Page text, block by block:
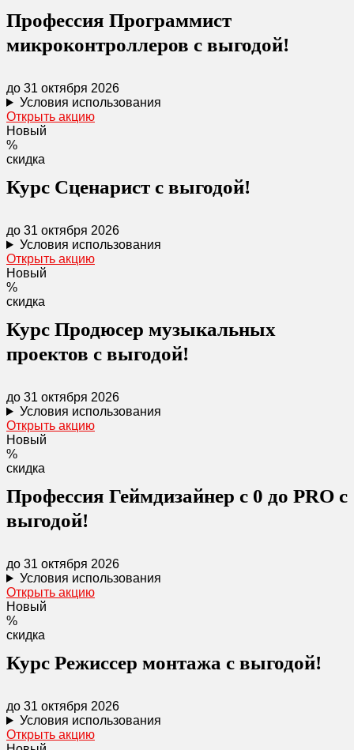
Профессия Программист
микроконтролле­ров с выгодой!
до 31 октября 2026
Условия использования
Открыть акцию
Новый
%
скидка
Курс Сценарист с выгодой!
до 31 октября 2026
Условия использования
Открыть акцию
Новый
%
скидка
Курс Продюсер музыкальных
проектов с выгодой!
до 31 октября 2026
Условия использования
Открыть акцию
Новый
%
скидка
Профессия Геймдизайнер с 0 до PRO с
выгодой!
до 31 октября 2026
Условия использования
Открыть акцию
Новый
%
скидка
Курс Режиссер монтажа с выгодой!
до 31 октября 2026
Условия использования
Открыть акцию